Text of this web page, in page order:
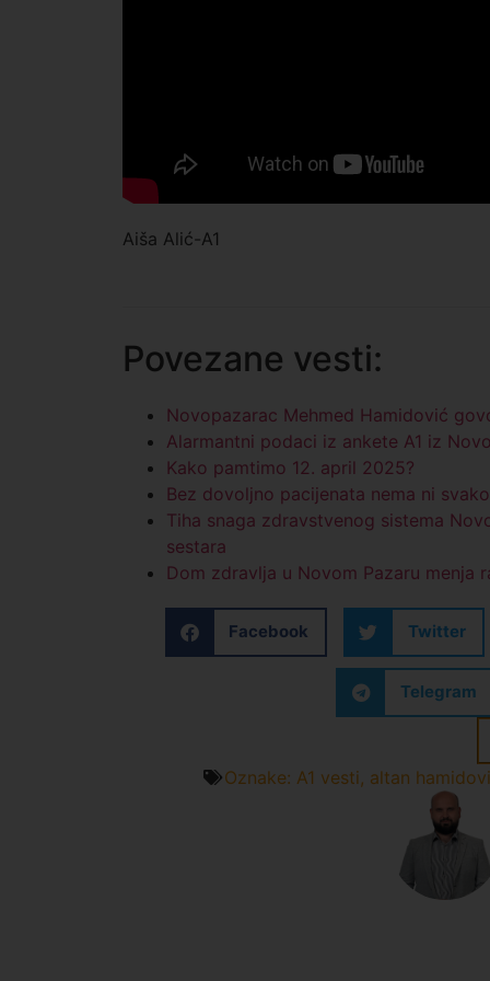
Aiša Alić-A1
Povezane vesti:
Novopazarac Mehmed Hamidović
Alarmantni podaci iz ankete A1 iz
Kako pamtimo 12. april 2025?
Bez dovoljno pacijenata nema ni
Tiha snaga zdravstvenog sistema
sestara
Dom zdravlja u Novom Pazaru menja
Facebook Twitter
Telegram
Oznake: A1 vesti, altan